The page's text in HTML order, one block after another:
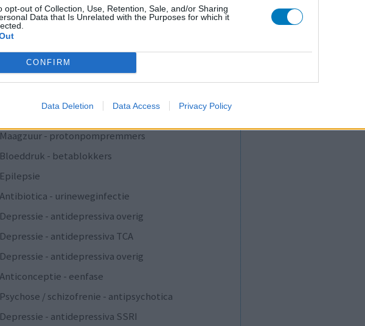
opt-out of Collection, Use, Retention, Sale, and/or Sharing
Data that Is Unrelated with the Purposes for which it
CONFIRM
Data Deletion Data Access Privacy Policy
Depressie - antidepressiva SSRI
Cholesterol
Verslavingsziekten
Depressie - antidepressiva overig
Maagzuur - protonpompremmers
Bloeddruk - betablokkers
Epilepsie
Antibiotica - urineweginfectie
Depressie - antidepressiva overig
Depressie - antidepressiva TCA
Depressie - antidepressiva overig
Anticonceptie - eenfase
Psychose / schizofrenie - antipsychotica
Depressie - antidepressiva SSRI